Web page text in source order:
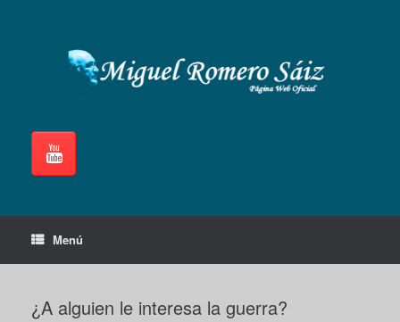
Menú
¿A alguien le interesa la guerra?